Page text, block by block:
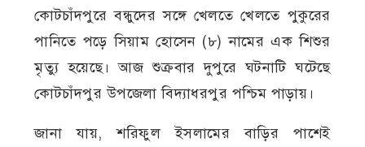
কোটচাঁদপুরে বন্ধুদের সঙ্গে খেলতে খেলতে পুকুরের
পানিতে পড়ে সিয়াম হোসেন (৮) নামের এক শিশুর
মৃত্যু হয়েছে। আজ শুক্রবার দুপুরে ঘটনাটি ঘটেছে
কোটচাঁদপুর উপজেলা বিদ্যাধরপুর পশ্চিম পাড়ায়।
জানা যায়, শরিফুল ইসলামের বাড়ির পাশেই